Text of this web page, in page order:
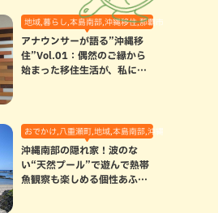
地域,暮らし,本島南部,沖縄移住,那覇市
アナウンサーが語る”沖縄移
住”Vol.01：偶然のご縁から
始まった移住生活が、私にと
おでかけ,八重瀬町,地域,本島南部,沖縄の海,自然
沖縄南部の隠れ家！波のな
い“天然プール”で遊んで熱帯
魚観察も楽しめる個性あふれ